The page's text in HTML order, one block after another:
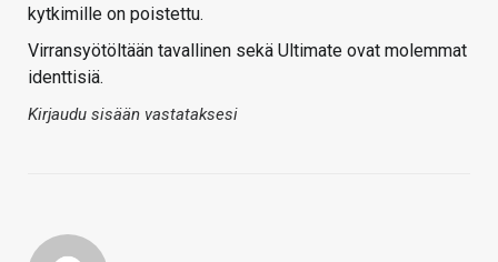
kytkimille on poistettu.
Virransyötöltään tavallinen sekä Ultimate ovat molemmat
identtisiä.
Kirjaudu sisään vastataksesi